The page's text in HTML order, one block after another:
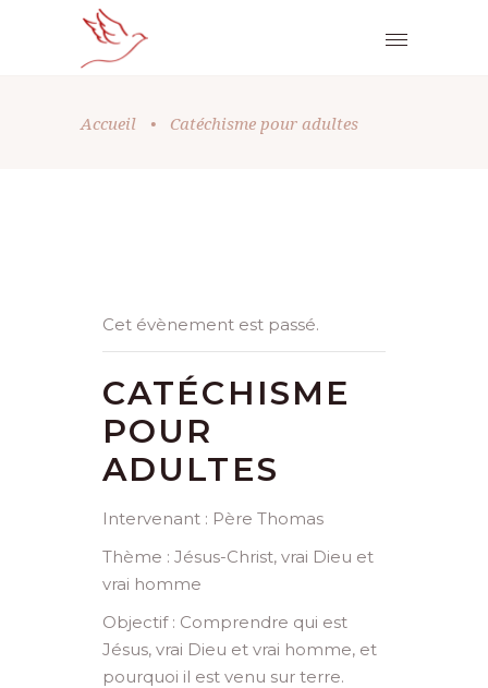
Accueil • Catéchisme pour adultes
Cet évènement est passé.
CATÉCHISME
POUR
ADULTES
Intervenant : Père Thomas
Thème : Jésus-Christ, vrai Dieu et
vrai homme
Objectif : Comprendre qui est
Jésus, vrai Dieu et vrai homme, et
pourquoi il est venu sur terre.